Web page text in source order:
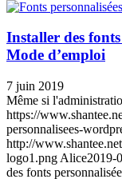
Installer des
Mode d’emploi
7 juin 2019
Même si
https://
personnalisees-
http://
logo1.png Alice2019-
des fonts